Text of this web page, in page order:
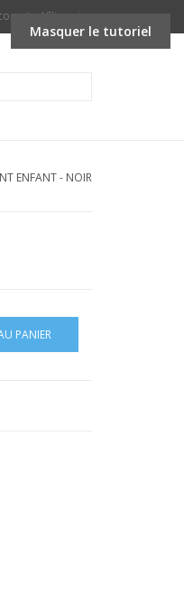
/ S'inscrire
ENFANT - NOIR
PANIER
Masquer le tutoriel